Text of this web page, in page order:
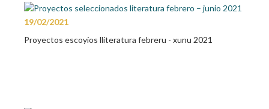
19/02/2021
Proyectos escoyíos lliteratura febreru - xunu 2021